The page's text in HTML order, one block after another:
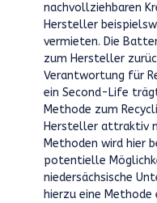
nachvollziehbaren
Hersteller
vermieten. Die
zum Hersteller
Verantwortung für
ein Second-Life
Methode zum
Hersteller attraktiv
Methoden wird hier
potentielle
niedersächsische
hierzu eine